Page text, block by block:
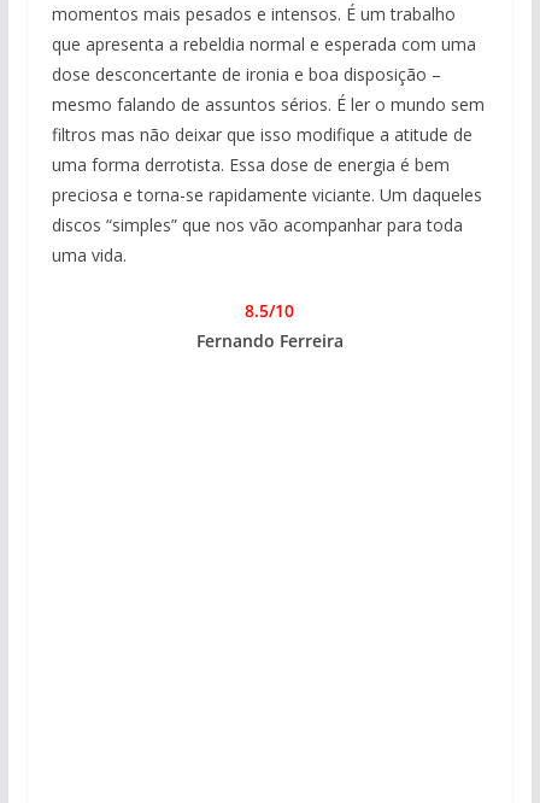
momentos mais pesados e intensos. É um trabalho
que apresenta a rebeldia normal e esperada com uma
dose desconcertante de ironia e boa disposição –
mesmo falando de assuntos sérios. É ler o mundo sem
filtros mas não deixar que isso modifique a atitude de
uma forma derrotista. Essa dose de energia é bem
preciosa e torna-se rapidamente viciante. Um daqueles
discos “simples” que nos vão acompanhar para toda
uma vida.
8.5/10
Fernando Ferreira